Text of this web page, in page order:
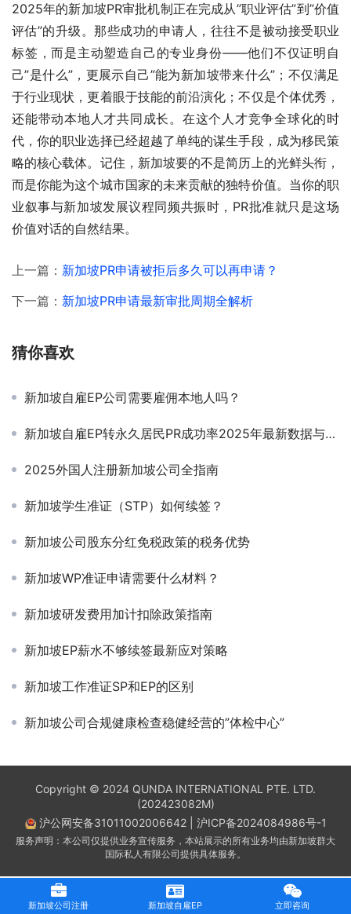
2025年的新加坡PR审批机制正在完成从”职业评估”到”价值
评估”的升级。那些成功的申请人，往往不是被动接受职业
标签，而是主动塑造自己的专业身份——他们不仅证明自
己”是什么”，更展示自己”能为新加坡带来什么”；不仅满足
于行业现状，更着眼于技能的前沿演化；不仅是个体优秀，
还能带动本地人才共同成长。在这个人才竞争全球化的时
代，你的职业选择已经超越了单纯的谋生手段，成为移民策
略的核心载体。记住，新加坡要的不是简历上的光鲜头衔，
而是你能为这个城市国家的未来贡献的独特价值。当你的职
业叙事与新加坡发展议程同频共振时，PR批准就只是这场
价值对话的自然结果。
上一篇： 新加坡PR申请被拒后多久可以再申请？
下一篇： 新加坡PR申请最新审批周期全解析
猜你喜欢
新加坡自雇EP公司需要雇佣本地人吗？
新加坡自雇EP转永久居民PR成功率2025年最新数据与关键影响因素
2025外国人注册新加坡公司全指南
新加坡学生准证（STP）如何续签？
新加坡公司股东分红免税政策的税务优势
新加坡WP准证申请需要什么材料？
新加坡研发费用加计扣除政策指南
新加坡EP薪水不够续签最新应对策略
新加坡工作准证SP和EP的区别
新加坡公司合规健康检查稳健经营的”体检中心”
Copyright © 2024 QUNDA INTERNATIONAL PTE. LTD.
(202423082M)
沪公网安备31011002006642| 沪ICP备2024084986号-1
服务声明：本公司仅提供业务宣传服务，本站展示的所有业务均由新加坡群大
国际私人有限公司提供具体服务。
新加坡公司注册 新加坡自雇EP 立即咨询